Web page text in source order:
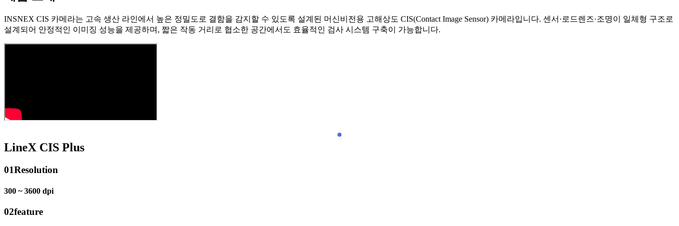
INSNEX CIS 카메라는 고속 생산 라인에서 높은 정밀도로 결함을 감지할 수 있도록 설계된 머신비전용 고해상도 CIS(Contact Image Sensor) 카메라입니다. 센서·로드렌즈·조명이 일체형 구조로
설계되어 안정적인 이미징 성능을 제공하며, 짧은 작동 거리로 협소한 공간에서도 효율적인 검사 시스템 구축이 가능합니다.
LineX CIS Plus
01Resolution
300 ~ 3600 dpi
02feature